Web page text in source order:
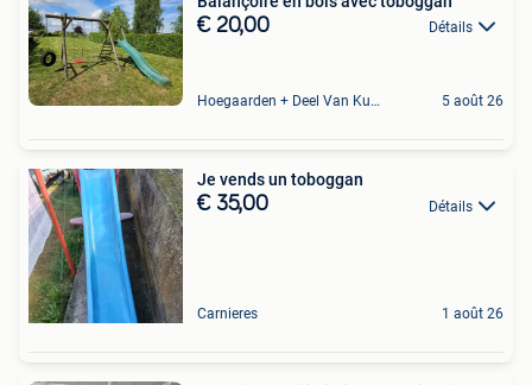
€ 20,00 Détails
Hoegaarden + Deel Van Kumtich + Deel Van Tienen 5 août 26
Je vends un toboggan
€ 35,00 Détails
Carnieres 1 août 26